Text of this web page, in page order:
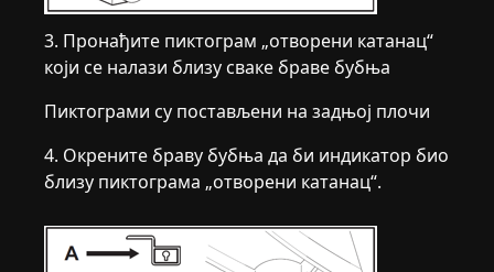
3. Пронађите пиктограм „отворени катанац“
који се налази близу сваке браве бубња
Пиктограми су постављени на задњој плочи
4. Окрените браву бубња да би индикатор био
близу пиктограма „отворени катанац“.